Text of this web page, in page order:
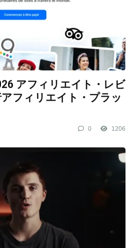
アフィリエイト・レビ
フィリエイト・プラッ
0 1206